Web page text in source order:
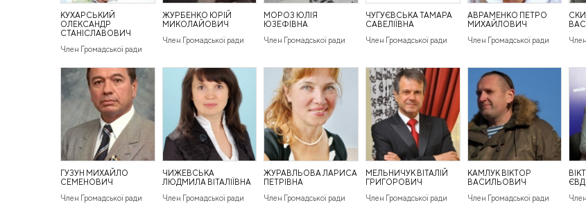
КУХАРСЬКИЙ
ОЛЕКСАНДР
СТАНІСЛАВОВИЧ
Член Громадської ради
ЖУРБЕНКО ЮРІЙ
МИКОЛАЙОВИЧ
Член Громадської ради
МОРОЗ ЮЛІЯ
ЮЗЕФІВНА
Член Громадської ради
ЧУГУЄВСЬКА ТАМАРА
САВЕЛІЇВНА
Член Громадської ради
АВРАМЕНКО ПЕТРО
МИХАЙЛОВИЧ
Член Громадської ради
ГУЗУН МИХАЙЛО
СЕМЕНОВИЧ
Член Громадської ради
ЧИЖЕВСЬКА
ЛЮДМИЛА ВІТАЛІЇВНА
Член Громадської ради
ЖУРАВЛЬОВА ЛАРИСА
ПЕТРІВНА
Член Громадської ради
МЕЛЬНИЧУК ВІТАЛІЙ
ГРИГОРОВИЧ
Член Громадської ради
КАМЛУК ВІКТОР
ВАСИЛЬОВИЧ
Член Громадської ради